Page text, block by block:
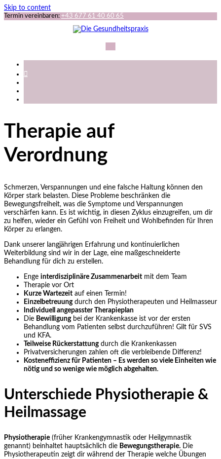
Skip to content
Termin vereinbaren: +43 677 61 40 60 65
Therapie auf
Verordnung
Schmerzen, Verspannungen und eine falsche Haltung können den
Körper stark belasten. Diese Probleme beschränken die
Bewegungsfreiheit, was die Symptome und Verspannungen
verschärfen kann. Es ist wichtig, in diesen Zyklus einzugreifen, um dir
zu helfen, wieder ein Gefühl von Freiheit und Wohlbefinden für Ihren
Körper zu erlangen.
Dank unserer langjährigen Erfahrung und kontinuierlichen
Weiterbildung sind wir in der Lage, eine maßgeschneiderte
Behandlung für dich zu erstellen.
Enge interdisziplinäre Zusammenarbeit mit dem Team
Therapie vor Ort
Kurze Wartezeit auf einen Termin!
Einzelbetreuungdurch den Physiotherapeuten und Heilmasseur
Individuell angepasster Therapieplan
Die Bewilligungbei der Krankenkasse ist vor der ersten
Behandlung vom Patienten selbst durchzuführen! Gilt für SVS
und KFA.
Teilweise Rückerstattungdurch die Krankenkassen
Privatversicherungen zahlen oft die verbleibende Differenz!
Kosteneffizienz für Patienten – Es werden so viele Einheiten wie
nötig und so wenige wie möglich abgehalten.
Unterschiede Physiotherapie &
Heilmassage
Physiotherapie (früher Krankengymnastik oder Heilgymnastik
genannt) beinhaltet hauptsächlich die Bewegungstherapie. Die
Physiotherapeutin zeigt dir während der Therapie welche Übungen